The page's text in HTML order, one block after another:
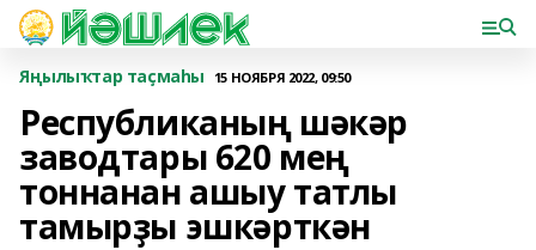
Яңылыҡтар таҫмаһы 15 НОЯБРЯ 2022, 09:50
Республиканың шәкәр
заводтары 620 мең
тоннанан ашыу татлы
тамырҙы эшкәрткән